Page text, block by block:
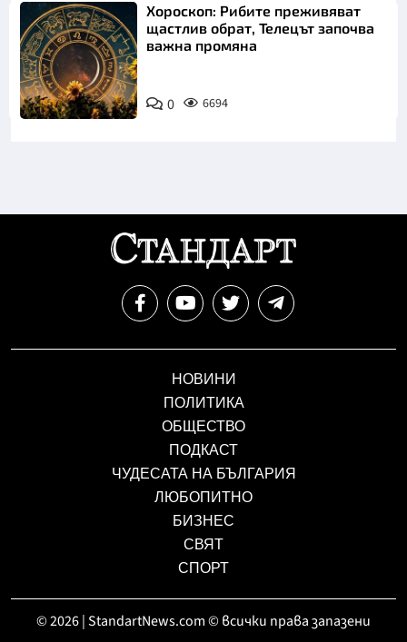
Хороскоп: Рибите преживяват
щастлив обрат, Телецът започва
важна промяна
0 6694
НОВИНИ
ПОЛИТИКА
ОБЩЕСТВО
ПОДКАСТ
ЧУДЕСАТА НА БЪЛГАРИЯ
ЛЮБОПИТНО
БИЗНЕС
СВЯТ
СПОРТ
© 2026 | StandartNews.com © всички права запазени